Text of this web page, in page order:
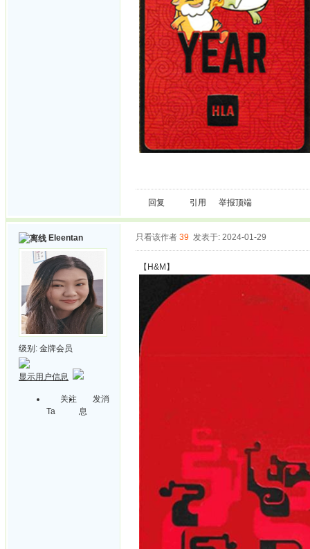
回复 引用 举报顶端
Eleentan
级别: 金牌会员
显示用户信息
关注
Ta
发消
息
只看该作者 39 发表于: 2024-01-29
【H&M】